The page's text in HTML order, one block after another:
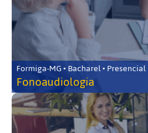
Formiga-MG • Bacharel • Presencial
Fonoaudiologia